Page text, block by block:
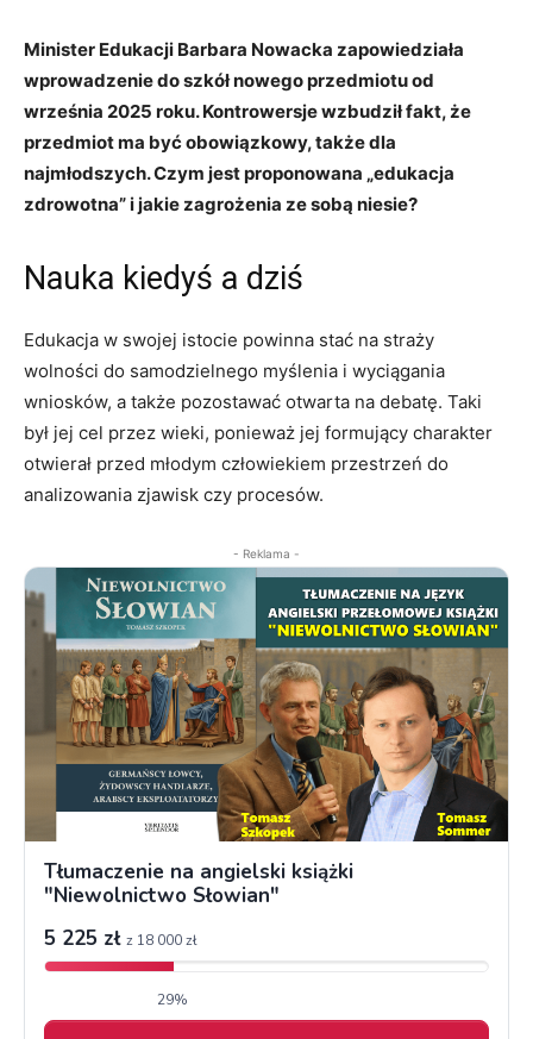
Minister Edukacji Barbara Nowacka zapowiedziała
wprowadzenie do szkół nowego przedmiotu od
września 2025 roku. Kontrowersje wzbudził fakt, że
przedmiot ma być obowiązkowy, także dla
najmłodszych. Czym jest proponowana „edukacja
zdrowotna” i jakie zagrożenia ze sobą niesie?
Nauka kiedyś a dziś
Edukacja w swojej istocie powinna stać na straży
wolności do samodzielnego myślenia i wyciągania
wniosków, a także pozostawać otwarta na debatę. Taki
był jej cel przez wieki, ponieważ jej formujący charakter
otwierał przed młodym człowiekiem przestrzeń do
analizowania zjawisk czy procesów.
- Reklama -